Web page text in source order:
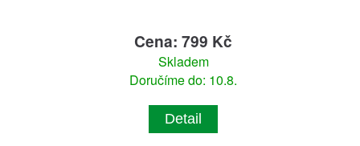
Cena: 799 Kč
Skladem
Doručíme do: 10.8.
Detail